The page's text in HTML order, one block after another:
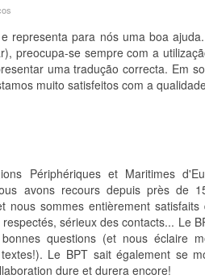
representa para nós uma boa
preocupa-se sempre com a
uma tradução correcta. Em
muito satisfeitos com a
Périphériques et Maritimes
avons recours depuis près de
nous sommes entièrement
sérieux des contacts... Le
questions (et nous éclaire
Le BPT sait également se
dure et durera encore!